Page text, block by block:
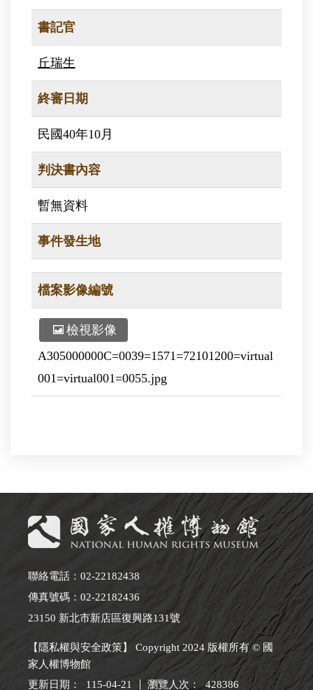
書記官
丘瑞生
終審日期
民國40年10月
判決書內容
暫無資料
事件發生地
檔案影像編號
檢視影像
A305000000C=0039=1571=72101200=virtual
001=virtual001=0055.jpg
聯絡電話：02-22182438
傳真號碼：02-22182436
23150 新北市新店區復興路131號
【隱私權與安全政策】 Copyright 2024 版權所有 © 國
家人權博物館
更新日期：
115-04-21 瀏覽人次： 428386